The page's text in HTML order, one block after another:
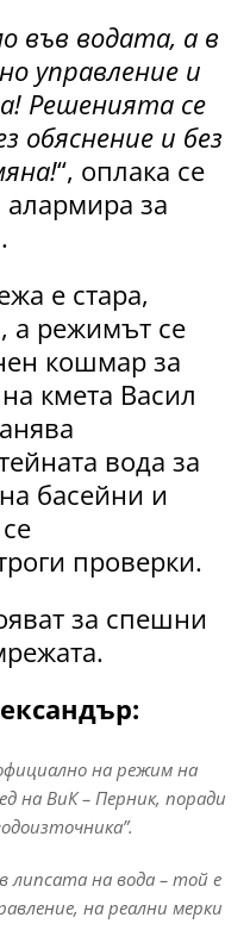
във водата, а в
управление и
Решенията се
обяснение и без
“, оплака се
алармира за
е стара,
а режимът се
кошмар за
кмета Васил
вода за
басейни и
проверки.
за спешни
на режим на
на ВиК – Перник, поради
липсата на вода – той е
на реални мерки